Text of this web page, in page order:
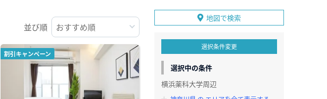
並び順
割引キャンペーン
地図で検索
選択条件変更
選択中の条件
横浜薬科大学周辺